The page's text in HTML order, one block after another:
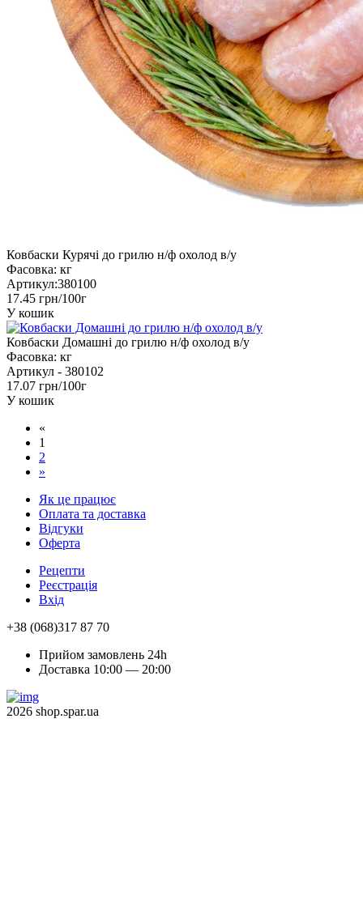
Ковбаски Курячі до грилю н/ф охолод в/у
Фасовка: кг
Артикул:380100
17.45 грн/100г
У кошик
Ковбаски Домашні до грилю н/ф охолод в/у
Фасовка: кг
Артикул - 380102
17.07 грн/100г
У кошик
«
1
2
»
Як це працює
Оплата та доставка
Відгуки
Оферта
Рецепти
Реєстрація
Вхід
+38 (068)317 87 70
Прийом замовлень 24h
Доставка 10:00 — 20:00
2026 shop.spar.ua